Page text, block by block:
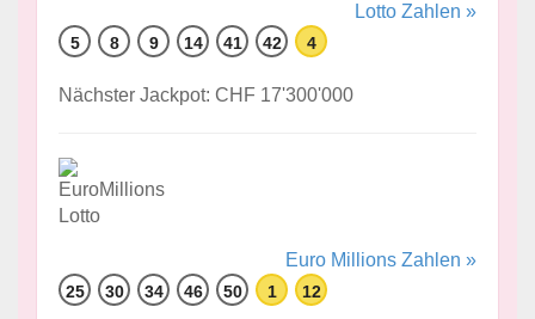
Lotto Zahlen »
5 8 9 14 41 42 4
Nächster Jackpot: CHF 17'300'000
Euro Millions Zahlen »
25 30 34 46 50 1 12